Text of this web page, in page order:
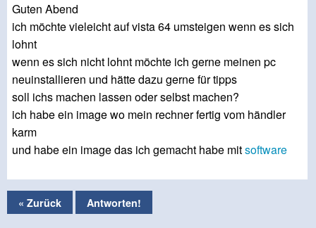
Guten Abend
ich möchte vieleicht auf vista 64 umsteigen wenn es sich
lohnt
wenn es sich nicht lohnt möchte ich gerne meinen pc
neuinstallieren und hätte dazu gerne für tipps
soll ichs machen lassen oder selbst machen?
ich habe ein image wo mein rechner fertig vom händler
karm
und habe ein image das ich gemacht habe mitsoftware
« Zurück Antworten!